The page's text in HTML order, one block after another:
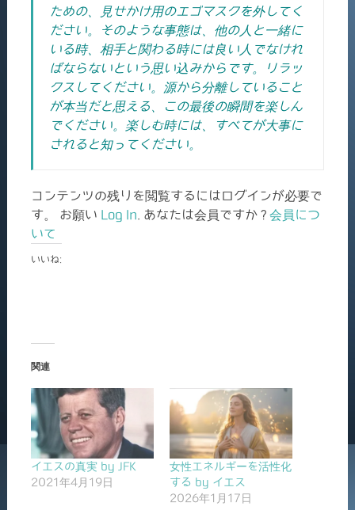
ための、見せかけ用のエゴマスクを外してく
ださい。そのような事態は、他の人と一緒に
いる時、相手と関わる時には良い人でなけれ
ばならないという思い込みからです。リラッ
クスしてください。源から分離していること
が本当だと思える、この最後の瞬間を楽しん
でください。楽しむ時には、すべてが大事に
されると知ってください。
コンテンツの残りを閲覧するにはログインが必要で
す。 お願い Log In . あなたは会員ですか ? 会員につ
いて
いいね:
関連
イエスの真実 by JFK
2021年4月19日
女性エネルギーを活性化
する by イエス
2026年1月17日